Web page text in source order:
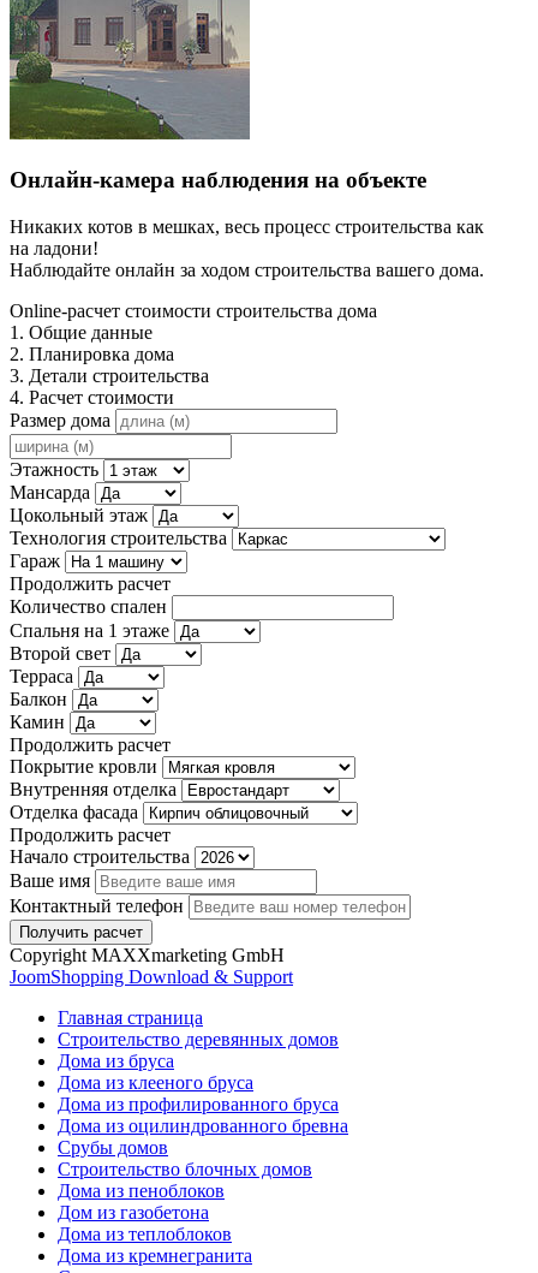
Онлайн-камера наблюдения на объекте
Никаких котов в мешках, весь процесс строительства как
на ладони!
Наблюдайте онлайн за ходом строительства вашего дома.
Online-расчет стоимости строительства дома
1. Общие данные
2. Планировка дома
3. Детали строительства
4. Расчет стоимости
Размер дома
Этажность
Мансарда
Цокольный этаж
Технология строительства
Гараж
Продолжить расчет
Количество спален
Спальня на 1 этаже
Второй свет
Терраса
Балкон
Камин
Продолжить расчет
Покрытие кровли
Внутренняя отделка
Отделка фасада
Продолжить расчет
Начало строительства
Ваше имя
Контактный телефон
Copyright MAXXmarketing GmbH
JoomShopping Download & Support
Главная страница
Строительство деревянных домов
Дома из бруса
Дома из клееного бруса
Дома из профилированного бруса
Дома из оцилиндрованного бревна
Срубы домов
Строительство блочных домов
Дома из пеноблоков
Дом из газобетона
Дома из теплоблоков
Дома из кремнегранита